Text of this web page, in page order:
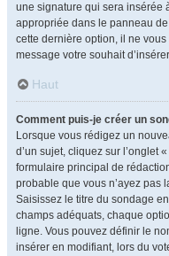
une signature qui sera insérée
appropriée dans le panneau
cette dernière option, il ne
message votre souhait
Haut
Comment puis-je créer un
Lorsque vous rédigez un
d’un sujet, cliquez sur l’onglet
formulaire principal de
probable que vous n’ayez pas
Saisissez le titre du sondage
champs adéquats, chaque
ligne. Vous pouvez définir le
insérer en modifiant, lors du